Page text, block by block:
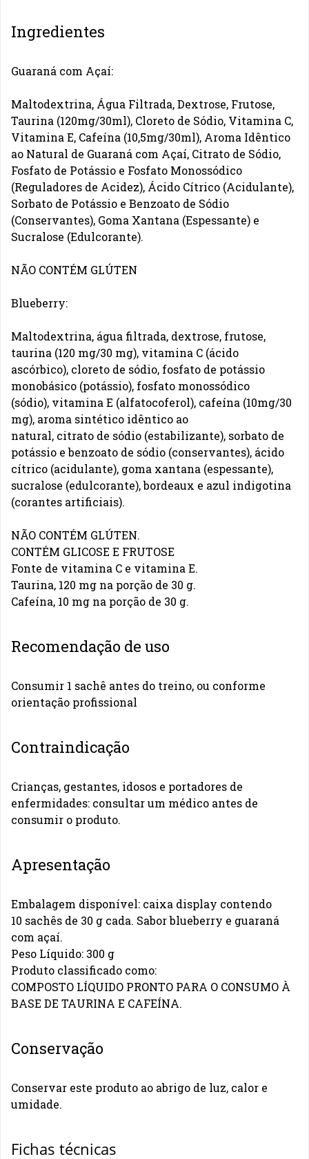
Ingredientes
Guaraná com Açaí:
Maltodextrina, Água Filtrada, Dextrose, Frutose,
Taurina (120mg/30ml), Cloreto de Sódio, Vitamina C,
Vitamina E, Cafeína (10,5mg/30ml), Aroma Idêntico
ao Natural de Guaraná com Açaí, Citrato de Sódio,
Fosfato de Potássio e Fosfato Monossódico
(Reguladores de Acidez), Ácido Cítrico (Acidulante),
Sorbato de Potássio e Benzoato de Sódio
(Conservantes), Goma Xantana (Espessante) e
Sucralose (Edulcorante).
NÃO CONTÉM GLÚTEN
Blueberry:
Maltodextrina, água filtrada, dextrose, frutose,
taurina (120 mg/30 mg), vitamina C (ácido
ascórbico), cloreto de sódio, fosfato de potássio
monobásico (potássio), fosfato monossódico
(sódio), vitamina E (alfatocoferol), cafeína (10mg/30
mg), aroma sintético idêntico ao
natural, citrato de sódio (estabilizante), sorbato de
potássio e benzoato de sódio (conservantes), ácido
cítrico (acidulante), goma xantana (espessante),
sucralose (edulcorante), bordeaux e azul indigotina
(corantes artificiais).
NÃO CONTÉM GLÚTEN.
CONTÉM GLICOSE E FRUTOSE
Fonte de vitamina C e vitamina E.
Taurina, 120 mg na porção de 30 g.
Cafeína, 10 mg na porção de 30 g.
Recomendação de uso
Consumir 1 sachê antes do treino, ou conforme
orientação profissional
Contraindicação
Crianças, gestantes, idosos e portadores de
enfermidades: consultar um médico antes de
consumir o produto.
Apresentação
Embalagem disponível: caixa display contendo
10 sachês de 30 g cada. Sabor blueberry e guaraná
com açaí.
Peso Líquido: 300 g
Produto classificado como:
COMPOSTO LÍQUIDO PRONTO PARA O CONSUMO À
BASE DE TAURINA E CAFEÍNA.
Conservação
Conservar este produto ao abrigo de luz, calor e
umidade.
Fichas técnicas